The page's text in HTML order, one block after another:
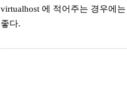
virtualhost 에 적어주는 경우에
좋다.